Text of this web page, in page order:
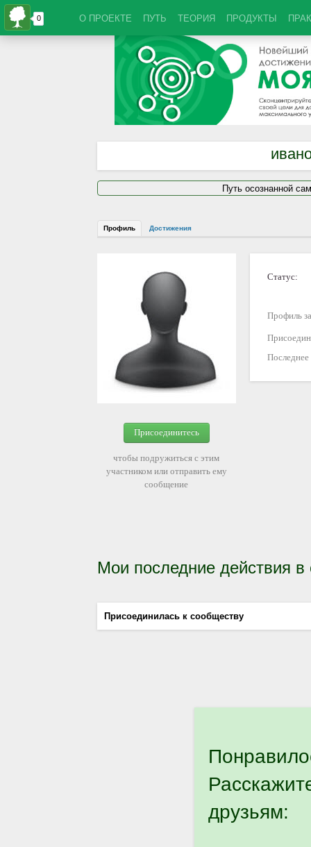
О ПРОЕКТЕ ПУТЬ ТЕОРИЯ ПРОДУКТЫ
Путь осознанной
Профиль Достижения
Присоединитесь
чтобы подружиться с этим
участником или отправить ему
сообщение
Статус:
Профиль
Мои последние действия
Присоединилась к сообществу
друзьям: